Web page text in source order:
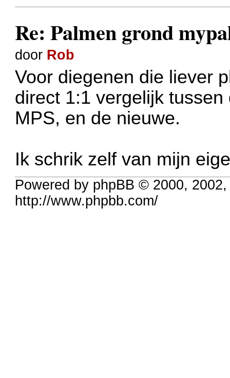
Re: Palmen grond
door Rob
Voor diegenen die liever
direct 1:1 vergelijk
MPS, en de nieuwe.
Ik schrik zelf van mijn
Powered by phpBB © 2000,
http://www.phpbb.com/